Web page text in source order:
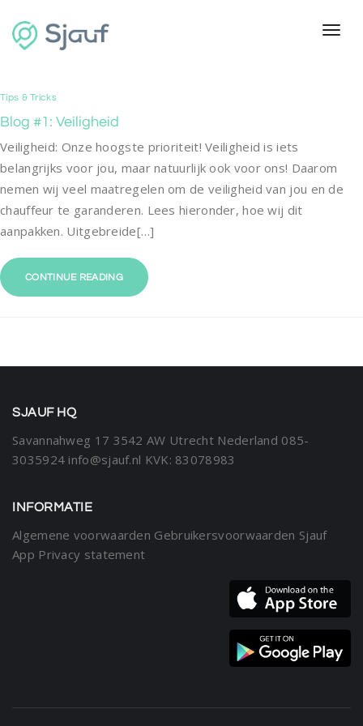
Tips & Tricks
Blog #1: Veiligheid
Veiligheid: Onze hoogste prioriteit! Veiligheid is iets
belangrijks voor jou, maar natuurlijk ook voor ons! Daarom
nemen wij veel maatregelen om de veiligheid van jou en de
chauffeur te garanderen. Lees hieronder, hoe wij dit
aanpakken. Uitgebreide[…]
CONTINUE READING
SJAUF HQ
Savannahweg 17 3542 AW Utrecht Nederland 085-
3035924 info@sjauf.nl KVK: 83078983
INFORMATIE
Algemene voorwaarden Gebruikersvoorwaarden Sjauf
App Privacy statement